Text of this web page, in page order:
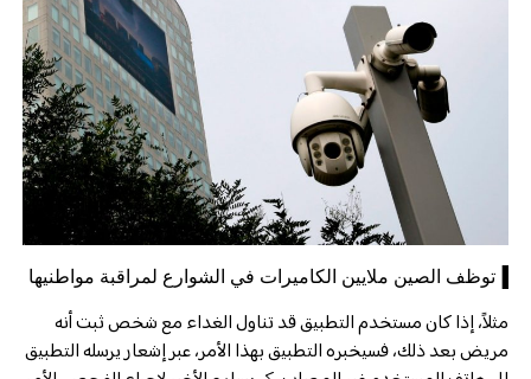
▐توظف الصين ملايين الكاميرات في الشوارع لمراقبة مواطنيها
مثلاً، إذا كان مستخدم التطبيق قد تناول الغداء مع شخص ثبت أنه
مريض بعد ذلك، فسيخبره التطبيق بهذا الأمر، عبر إشعار يرسله التطبيق